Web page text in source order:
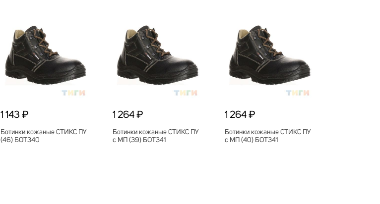
1 143 ₽
Ботинки кожаные СТИКС ПУ
(46) БОТ340
1 264 ₽
Ботинки кожаные СТИКС ПУ
с МП (39) БОТ341
1 264 ₽
Ботинки кожаные СТИКС ПУ
с МП (40) БОТ341